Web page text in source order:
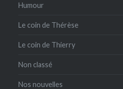
Humour
Le coin de Thérèse
Le coin de Thierry
Non classé
Nos nouvelles